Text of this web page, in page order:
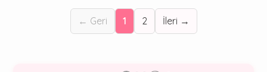
← Geri 1 2 İleri →